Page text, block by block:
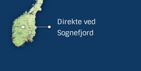
Direkte ved
Sognefjord